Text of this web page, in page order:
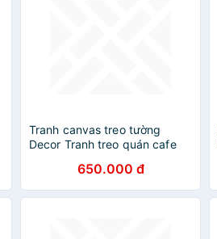
Tranh canvas treo tường
Decor Tranh treo quán cafe
650.000 đ